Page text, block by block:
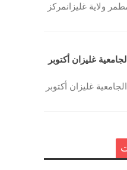
ولاية غليزانمركز
غليزان أكتوبر
غليزان أكتوبر